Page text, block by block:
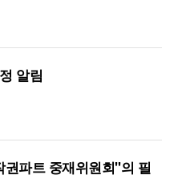
알림
파트 중재위원회"의 필